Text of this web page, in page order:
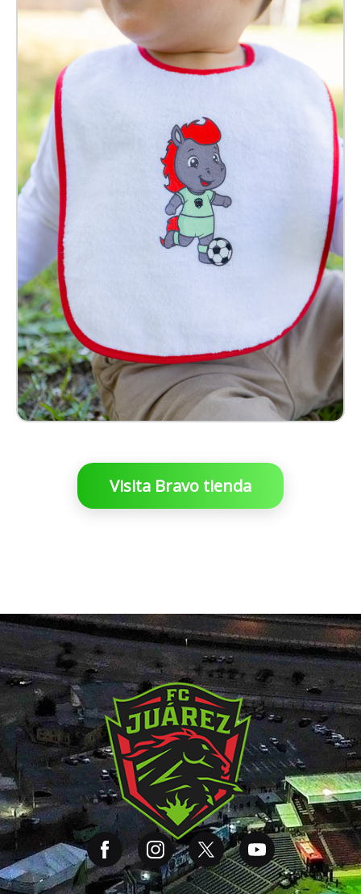
Babero Benny Bebé
$ 99.00 MXN
Visita Bravo tienda